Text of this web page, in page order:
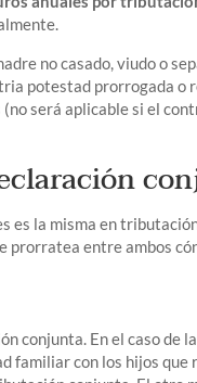
no casado, viudo o
potestad prorrogada o
será aplicable si el
es la misma en
prorratea entre ambos
conjunta. En el caso de
familiar con los hijos que